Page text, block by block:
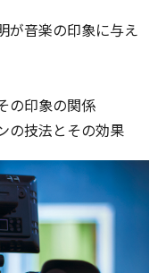
が音楽の印象に与え
の印象の関係
の技法とその効果